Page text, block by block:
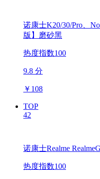
诺康士K20/30/Pro、
版】磨砂黑
热度指数100
9.8 分
￥ 108
TOP
42
诺康士Realme
热度指数100